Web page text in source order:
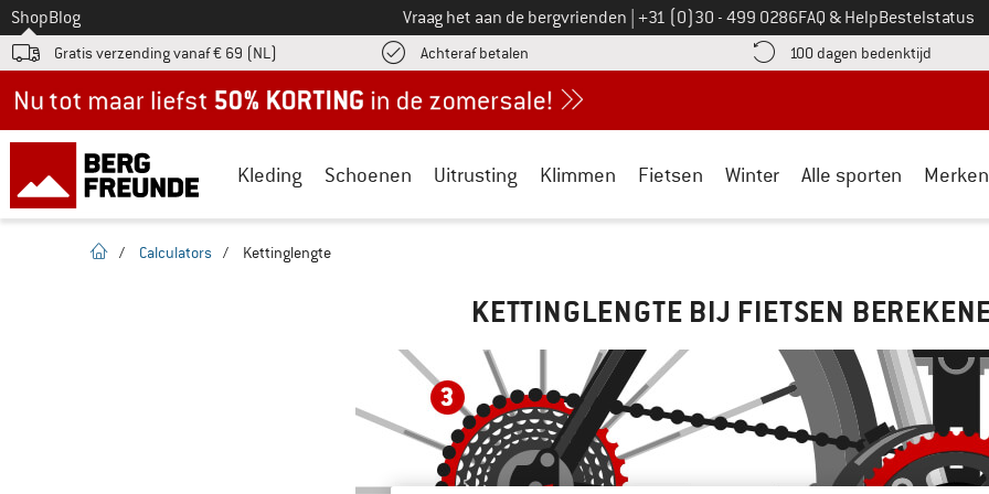
Naar
ShopBlog Vraag het aan de bergvrienden Bel ons op
+31 (0)30 - 499 0286FAQ & HelpBestelstatus
Gratis verzending vanaf € 69 (NL) Achteraf betalen vind de betalingsinformatie hier! Opent in een infovak
100 dagen bedenktijd Vind
Kleding Schoenen Uitrusting Klimmen Fietsen Winter Alle sporten Merken
Startpagina
/ Calculators / Kettinglengte
KETTINGLENGTE BIJ FIETSEN